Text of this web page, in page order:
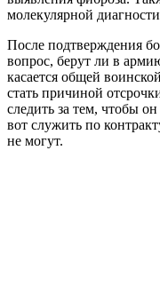
молекулярной
После подтверждения
вопрос, берут ли в
касается общей
стать причиной
следить за тем, чтобы
вот служить по
не могут.